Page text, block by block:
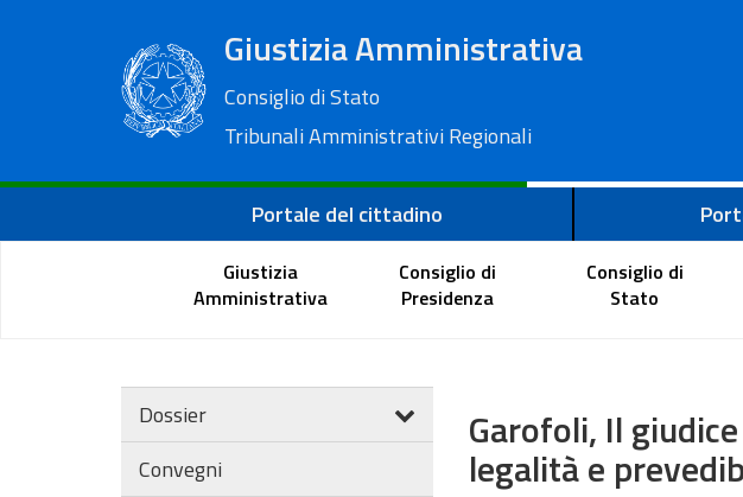
Giustizia Amministrativa
Consiglio di Stato
Tribunali Amministrativi Regionali
Portale del cittadino
Giustizia
Amministrativa
Consiglio di
Presidenza
Consiglio di
Stato
Dossier
Convegni
Garofoli, Il
legalità e